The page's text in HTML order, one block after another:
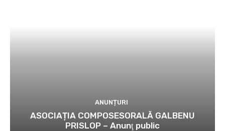
ANUNȚURI
ASOCIAȚIA COMPOSESORALĂ GALBENU
PRISLOP – Anunţ public